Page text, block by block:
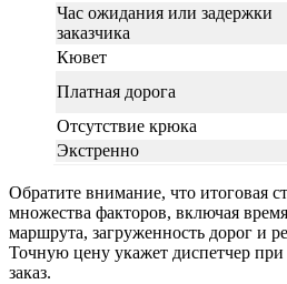
Час ожидания или задержки
заказчика
Кювет
Платная дорога
Отсутствие крюка
Экстренно
Обратите внимание, что итоговая
множества факторов, включая
маршрута, загруженность дорог и
Точную цену укажет диспетчер
заказ.